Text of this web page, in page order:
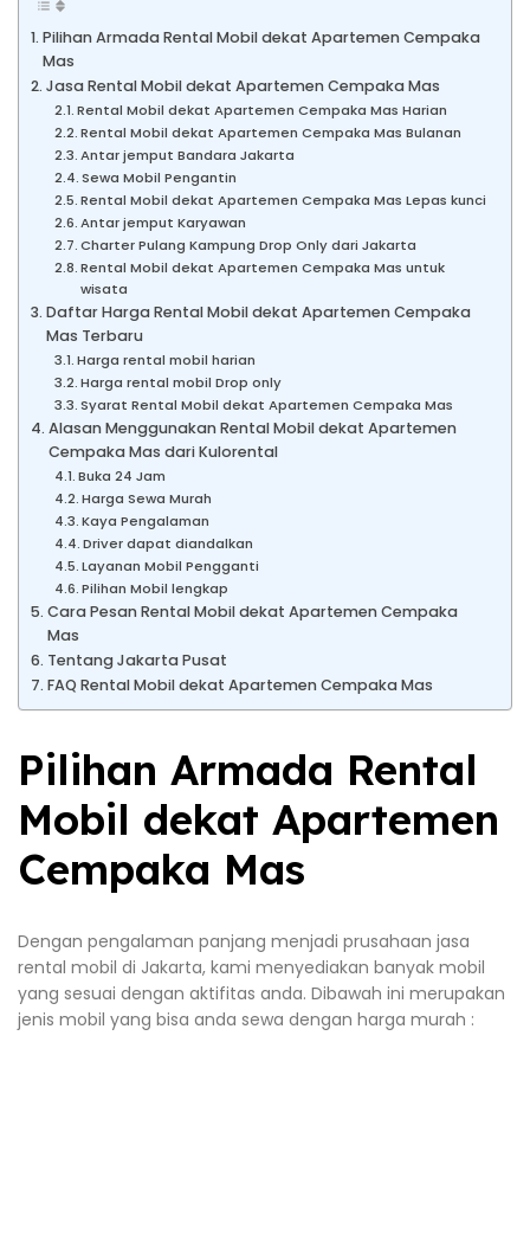
Pilihan Armada Rental Mobil dekat Apartemen Cempaka
Mas
Jasa Rental Mobil dekat Apartemen Cempaka Mas
Rental Mobil dekat Apartemen Cempaka Mas Harian
Rental Mobil dekat Apartemen Cempaka Mas Bulanan
Antar jemput Bandara Jakarta
Sewa Mobil Pengantin
Rental Mobil dekat Apartemen Cempaka Mas Lepas kunci
Antar jemput Karyawan
Charter Pulang Kampung Drop Only dari Jakarta
Rental Mobil dekat Apartemen Cempaka Mas untuk
wisata
Daftar Harga Rental Mobil dekat Apartemen Cempaka
Mas Terbaru
Harga rental mobil harian
Harga rental mobil Drop only
Syarat Rental Mobil dekat Apartemen Cempaka Mas
Alasan Menggunakan Rental Mobil dekat Apartemen
Cempaka Mas dari Kulorental
Buka 24 Jam
Harga Sewa Murah
Kaya Pengalaman
Driver dapat diandalkan
Layanan Mobil Pengganti
Pilihan Mobil lengkap
Cara Pesan Rental Mobil dekat Apartemen Cempaka
Mas
Tentang Jakarta Pusat
FAQ Rental Mobil dekat Apartemen Cempaka Mas
Pilihan Armada Rental
Mobil dekat Apartemen
Cempaka Mas
Dengan pengalaman panjang menjadi prusahaan jasa
rental mobil di Jakarta, kami menyediakan banyak mobil
yang sesuai dengan aktifitas anda. Dibawah ini merupakan
jenis mobil yang bisa anda sewa dengan harga murah :